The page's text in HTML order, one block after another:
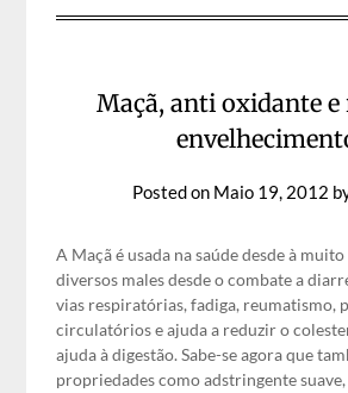
Maçã, anti oxidante
Posted on Maio 19, 2012
A Maçã é usada na saúde desde à
diversos males desde o combate a
vias respiratórias, fadiga, reumatismo,
circulatórios e ajuda a reduzir o
ajuda à digestão. Sabe-se agora que
propriedades como adstringente